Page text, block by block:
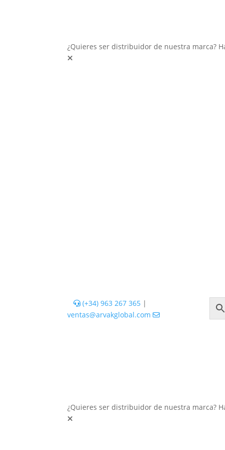
¿Quieres ser distribuidor de nuestra marca?
(+34) 963 267 365 |
ventas@arvakglobal.com
¿Quieres ser distribuidor de nuestra marca?